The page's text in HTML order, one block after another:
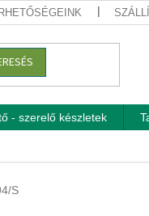
- szerelő készletek
S